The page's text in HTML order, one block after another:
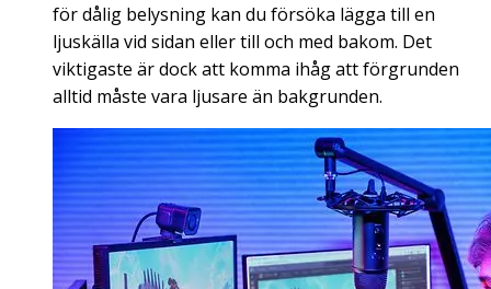
för dålig belysning kan du försöka lägga till en
ljuskälla vid sidan eller till och med bakom. Det
viktigaste är dock att komma ihåg att förgrunden
alltid måste vara ljusare än bakgrunden.